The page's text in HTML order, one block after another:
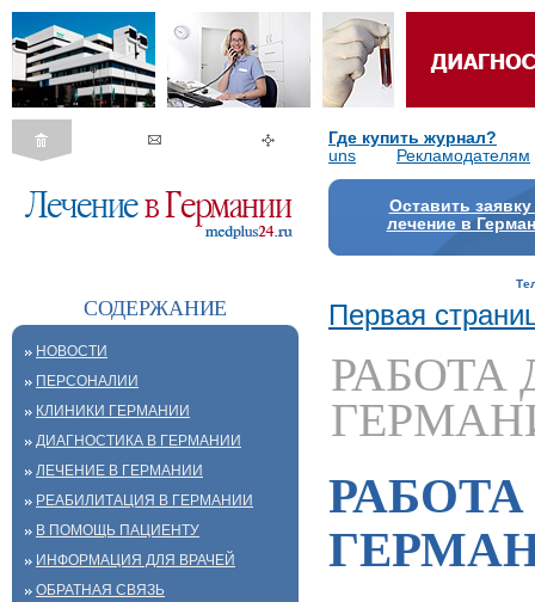
Где купить журнал?
uns
Рекламодателям
Оставить заявку
лечение в
СОДЕРЖАНИЕ
НОВОСТИ
ПЕРСОНАЛИИ
КЛИНИКИ ГЕРМАНИИ
ДИАГНОСТИКА В ГЕРМАНИИ
ЛЕЧЕНИЕ В ГЕРМАНИИ
РЕАБИЛИТАЦИЯ В ГЕРМАНИИ
В ПОМОЩЬ ПАЦИЕНТУ
ИНФОРМАЦИЯ ДЛЯ ВРАЧЕЙ
ОБРАТНАЯ СВЯЗЬ
Первая
РАБОТА